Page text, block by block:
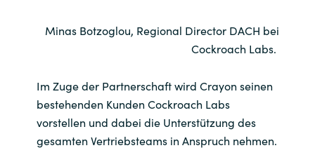
Minas Botzoglou, Regional Director DACH bei
Cockroach Labs.
Im Zuge der Partnerschaft wird Crayon seinen
bestehenden Kunden Cockroach Labs
vorstellen und dabei die Unterstützung des
gesamten Vertriebsteams in Anspruch nehmen.